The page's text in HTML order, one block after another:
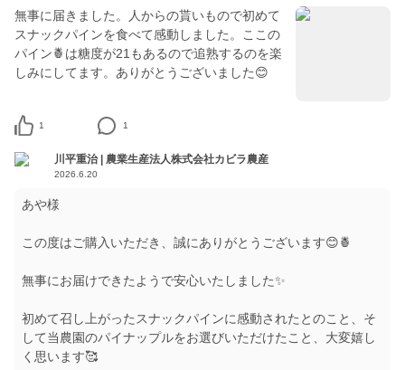
無事に届きました。人からの貰いもので初めて
スナックパインを食べて感動しました。ここの
パイン🍍は糖度が21もあるので追熟するのを楽
しみにしてます。ありがとうございました😊
1 1
川平重治 | 農業生産法人株式会社カビラ農産
2026.6.20
あや様
この度はご購入いただき、誠にありがとうございます😊🍍
無事にお届けできたようで安心いたしました✨
初めて召し上がったスナックパインに感動されたとのこと、そ
して当農園のパイナップルをお選びいただけたこと、大変嬉し
く思います🥰